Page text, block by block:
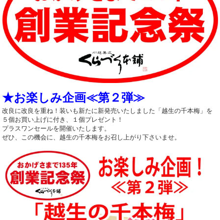
★お楽しみ企画≪第２弾≫
改良に改良を重ね！装いも新たに新発売いたしました「越生の千本梅」を
５個お買い上げに付き、１個プレゼント！
プラスワンセールを開催いたします。
ぜひ、この機会に、越生の千本梅をお召し上がり下さいませ。